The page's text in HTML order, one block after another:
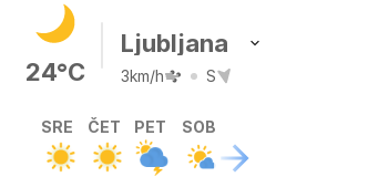
24°C
Ljubljana
3km/h S
SRE ČET PET SOB